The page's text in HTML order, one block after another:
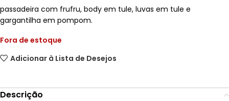
passadeira com frufru, body em tule, luvas em tule e
gargantilha em pompom.
Fora de estoque
Adicionar à Lista de Desejos
Descrição